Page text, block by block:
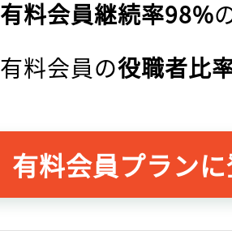
有料会員継続率98%
有料会員の役職者比
有料会員プラン